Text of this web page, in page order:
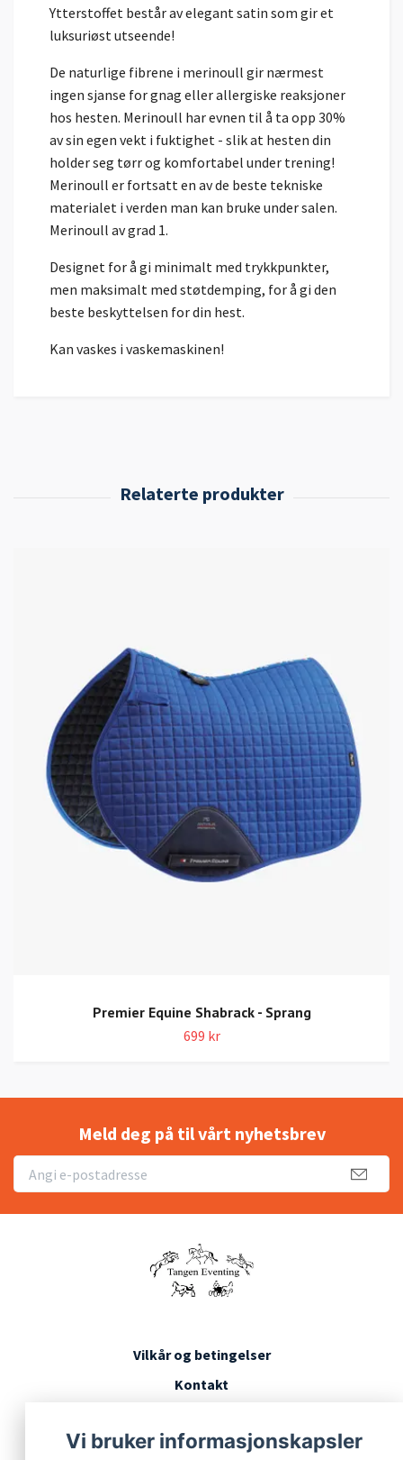
Ytterstoffet består av elegant satin som gir et
luksuriøst utseende!
De naturlige fibrene i merinoull gir nærmest
ingen sjanse for gnag eller allergiske reaksjoner
hos hesten. Merinoull har evnen til å ta opp 30%
av sin egen vekt i fuktighet - slik at hesten din
holder seg tørr og komfortabel under trening!
Merinoull er fortsatt en av de beste tekniske
materialet i verden man kan bruke under salen.
Merinoull av grad 1.
Designet for å gi minimalt med trykkpunkter,
men maksimalt med støtdemping, for å gi den
beste beskyttelsen for din hest.
Kan vaskes i vaskemaskinen!
Premier Equine Shabrack - Sprang
699 kr
Meld deg på til vårt nyhetsbrev
Vilkår og betingelser
Kontakt
Vi bruker informasjonskapsler